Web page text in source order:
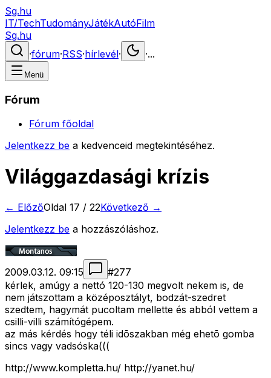
Sg.hu
IT/TechTudományJátékAutóFilm
Sg.hu
·fórum·RSS·hírlevél· ·...
Menü
Fórum
Fórum főoldal
Jelentkezz be a kedvenceid megtekintéséhez.
Világgazdasági krízis
← ElőzőOldal 17 / 22Következő →
Jelentkezz be a hozzászóláshoz.
2009.03.12. 09:15 #277
kérlek, amúgy a nettó 120-130 megvolt nekem is, de
nem játszottam a középosztályt, bodzát-szedret
szedtem, hagymát pucoltam mellette és abból vettem a
csilli-villi számítógépem.
az más kérdés hogy téli idõszakban még ehetõ gomba
sincs vagy vadsóska(((
http://www.kompletta.hu/ http://yanet.hu/